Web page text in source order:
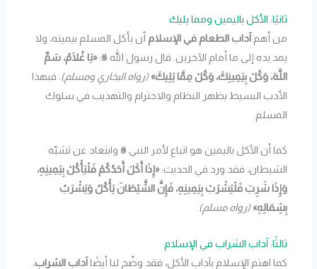
ثانيًا: الأكل باليمين ومما يليك
من أهمآداب الطعام في الإسلام أن يأكل المسلم بيمينه، ولا
يمد يده إلى ما أمام الآخرين. قال رسول الله ﷺ:«يَا غُلَامُ، سَمِّ
اللَّهَ، وَكُلْ بِيَمِينِكَ، وَكُلْ مِمَّا يَلِيكَ» (رواه البخاري ومسلم) . فبهذا
الأدب البسيط يظهر النظام والاحترام والتهذيب في سلوك
المسلم.
كما أن الأكل باليمين هو اتباع لأمر النبي ﷺ وابتعاد عن تشبّه
الشيطان، فقد ورد في الحديث:«إِذَا أَكَلَ أَحَدُكُمْ فَلْيَأْكُلْ بِيَمِينِهِ،
وَإِذَا شَرِبَ فَلْيَشْرَبْ بِيَمِينِهِ، فَإِنَّ الشَّيْطَانَ يَأْكُلُ وَيَشْرَبُ
بِشِمَالِهِ» (رواه مسلم).
ثالثًا: آداب الشراب في الإسلام
كما اهتم الإسلام بآداب الأكل، فقد وضّح لنا أيضًاآداب الشراب،